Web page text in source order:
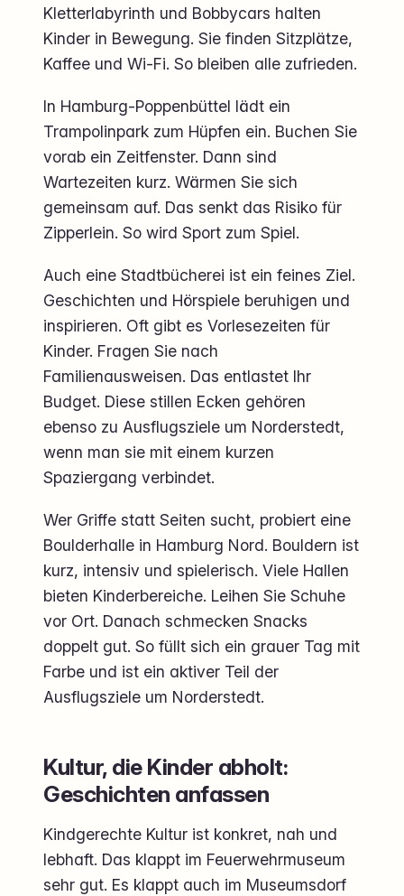
Kletterlabyrinth und Bobbycars halten
Kinder in Bewegung. Sie finden Sitzplätze,
Kaffee und Wi-Fi. So bleiben alle zufrieden.
In Hamburg-Poppenbüttel lädt ein
Trampolinpark zum Hüpfen ein. Buchen Sie
vorab ein Zeitfenster. Dann sind
Wartezeiten kurz. Wärmen Sie sich
gemeinsam auf. Das senkt das Risiko für
Zipperlein. So wird Sport zum Spiel.
Auch eine Stadtbücherei ist ein feines Ziel.
Geschichten und Hörspiele beruhigen und
inspirieren. Oft gibt es Vorlesezeiten für
Kinder. Fragen Sie nach
Familienausweisen. Das entlastet Ihr
Budget. Diese stillen Ecken gehören
ebenso zu Ausflugsziele um Norderstedt,
wenn man sie mit einem kurzen
Spaziergang verbindet.
Wer Griffe statt Seiten sucht, probiert eine
Boulderhalle in Hamburg Nord. Bouldern ist
kurz, intensiv und spielerisch. Viele Hallen
bieten Kinderbereiche. Leihen Sie Schuhe
vor Ort. Danach schmecken Snacks
doppelt gut. So füllt sich ein grauer Tag mit
Farbe und ist ein aktiver Teil der
Ausflugsziele um Norderstedt.
Kultur, die Kinder abholt:
Geschichten anfassen
Kindgerechte Kultur ist konkret, nah und
lebhaft. Das klappt im Feuerwehrmuseum
sehr gut. Es klappt auch im Museumsdorf